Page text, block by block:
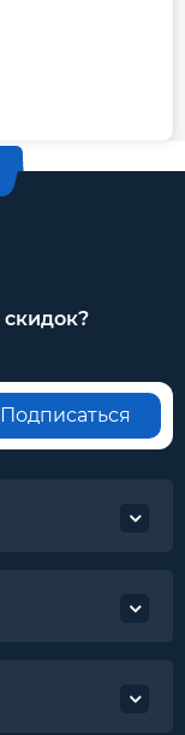
скидок?
Подписаться